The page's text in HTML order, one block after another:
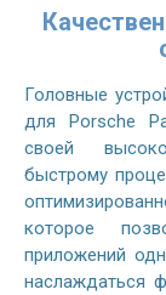
Головные
для Porsche
своей
быстрому
которое
приложений
наслаждаться